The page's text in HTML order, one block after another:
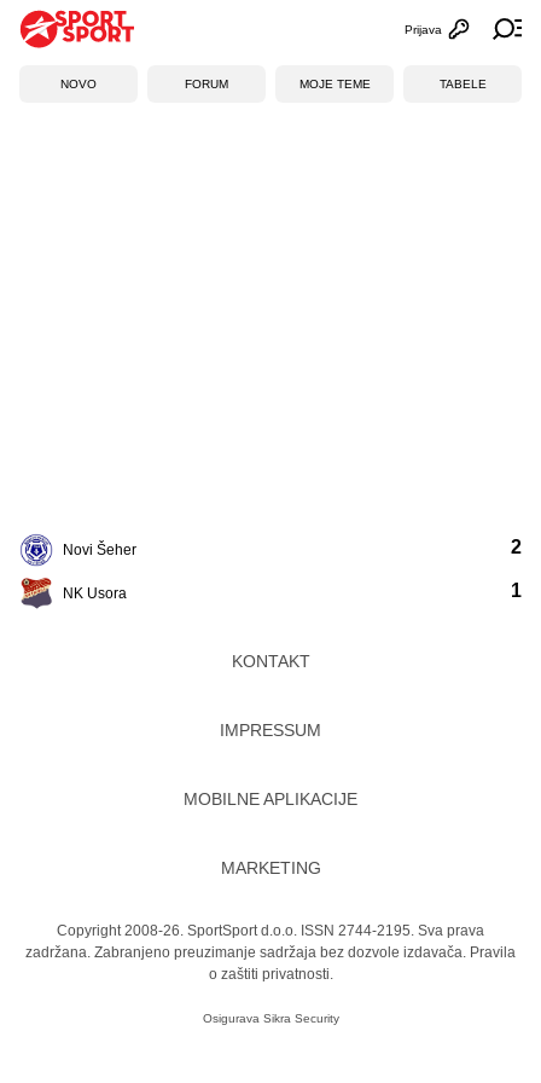
Otvori
Prijava
NOVO FORUM MOJE TEME TABELE
Novi Šeher
NK Usora
2
1
KONTAKT
IMPRESSUM
MOBILNE APLIKACIJE
MARKETING
Copyright 2008-26. SportSport d.o.o. ISSN 2744-2195. Sva prava
zadržana. Zabranjeno preuzimanje sadržaja bez dozvole izdavača. Pravila
o zaštiti privatnosti.
Osigurava Sikra Security